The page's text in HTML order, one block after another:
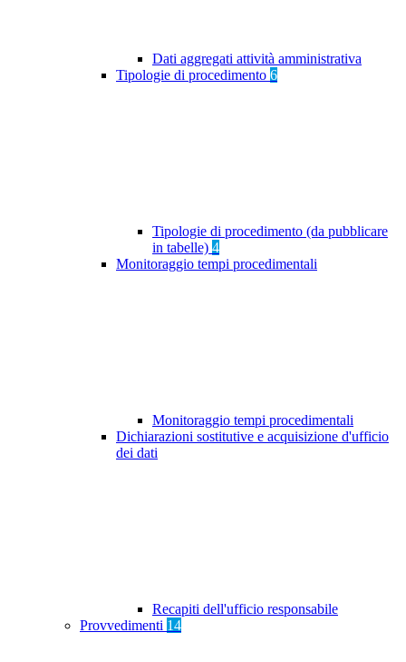
Dati aggregati attività amministrativa
Tipologie di procedimento 6
Tipologie di procedimento (da pubblicare
in tabelle) 4
Monitoraggio tempi procedimentali
Monitoraggio tempi procedimentali
Dichiarazioni sostitutive e acquisizione d'ufficio
dei dati
Recapiti dell'ufficio responsabile
Provvedimenti 14